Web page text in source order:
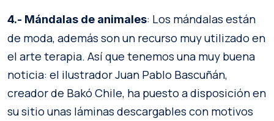
4.- Mándalas de animales: Los mándalas están
de moda, además son un recurso muy utilizado en
el arte terapia. Así que tenemos una muy buena
noticia: el ilustrador Juan Pablo Bascuñán,
creador de Bakó Chile, ha puesto a disposición en
su sitio unas láminas descargables con motivos